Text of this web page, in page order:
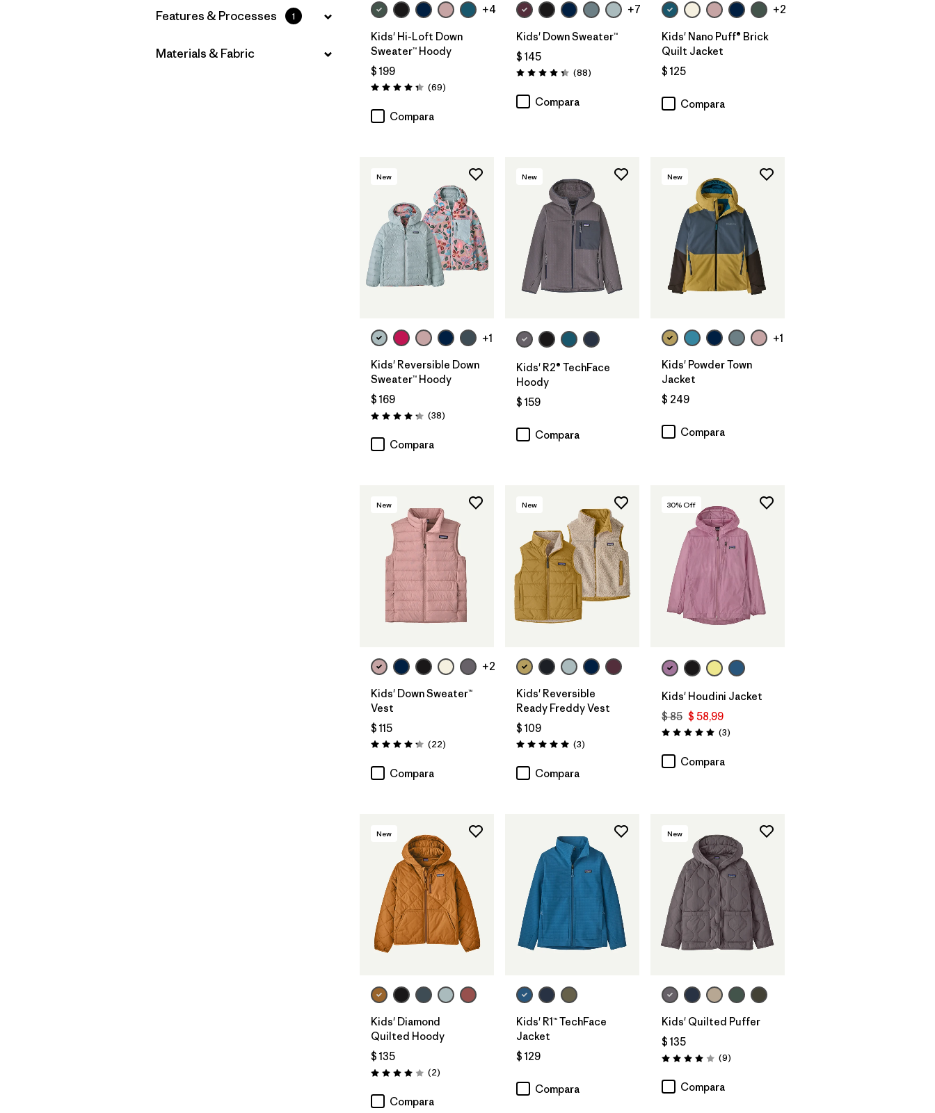
Filtrar por
Features & Processes 1
Filtrar por
Materials & Fabric
+4
Kids' Hi-Loft Down
Sweater™ Hoody
$ 199
Valoración: 4.3 / 5
(69Comentarios
)
Compara
+7
Kids' Down Sweater™
$ 145
Valoración: 4.3 / 5
(88Comentarios
)
Compara
+2
Kids' Nano Puff® Brick
Quilt Jacket
$ 125
Compara
New
+1
Kids' Reversible Down
Sweater™ Hoody
$ 169
Valoración: 4.3 / 5
(38Comentarios
)
Compara
New
Kids' R2® TechFace
Hoody
$ 159
Compara
New
+1
Kids' Powder Town
Jacket
$ 249
Compara
New
+2
Kids' Down Sweater™
Vest
$ 115
Valoración: 4.3 / 5
(22Comentarios
)
Compara
New
Kids' Reversible
Ready Freddy Vest
$ 109
Valoración: 5.0 / 5
(3Comentarios
)
Compara
30% Off
Kids' Houdini Jacket
$ 85 $ 58,99
Valoración: 5.0 / 5
(3Comentarios
)
Compara
New
Kids' Diamond
Quilted Hoody
$ 135
Valoración: 4.0 / 5
(2Comentarios
)
Compara
Kids' R1™ TechFace
Jacket
$ 129
Compara
New
Kids' Quilted Puffer
$ 135
Valoración: 4.0 / 5
(9Comentarios
)
Compara